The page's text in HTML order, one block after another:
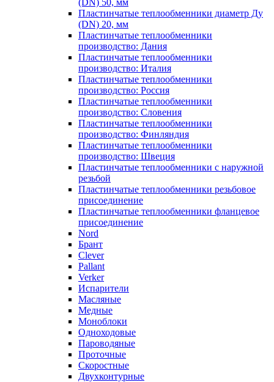
(DN) 50, мм
Пластинчатые теплообменники диаметр Ду
(DN) 20, мм
Пластинчатые теплообменники
производство: Дания
Пластинчатые теплообменники
производство: Италия
Пластинчатые теплообменники
производство: Россия
Пластинчатые теплообменники
производство: Словения
Пластинчатые теплообменники
производство: Финляндия
Пластинчатые теплообменники
производство: Швеция
Пластинчатые теплообменники с наружной
резьбой
Пластинчатые теплообменники резьбовое
присоединение
Пластинчатые теплообменники фланцевое
присоединение
Nord
Брант
Clever
Pallant
Verker
Испарители
Масляные
Медные
Моноблоки
Одноходовые
Пароводяные
Проточные
Скоростные
Двухконтурные